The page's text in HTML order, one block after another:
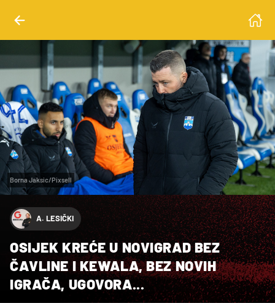
Borna Jaksic/Pixsell
A. LESIČKI
OSIJEK KREĆE U NOVIGRAD BEZ
ČAVLINE I KEWALA, BEZ NOVIH
IGRAČA, UGOVORA...